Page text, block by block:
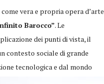
vera e propria opera d’arte
Barocco”. Le
dei punti di vista, il
contesto sociale di grande
tecnologica e dal mondo